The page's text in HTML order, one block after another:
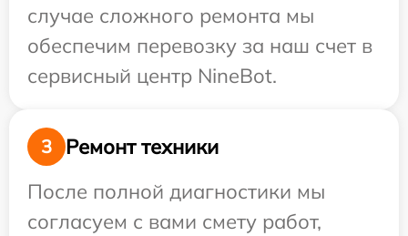
случае сложного ремонта мы
обеспечим перевозку за наш счет в
сервисный центр NineBot.
3
Ремонт техники
После полной диагностики мы
согласуем с вами смету работ,